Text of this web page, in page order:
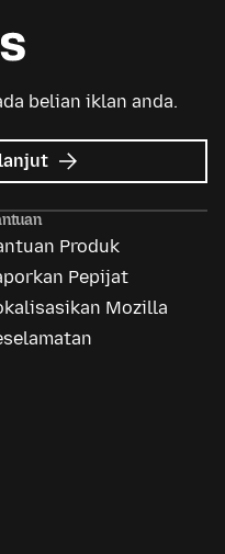
belian iklan anda.
tentang
Iklan
Produk
Pepijat
Mozilla